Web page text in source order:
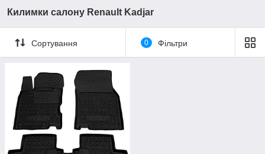
Килимки салону Renault Kadjar
Сортування 0 Фільтри